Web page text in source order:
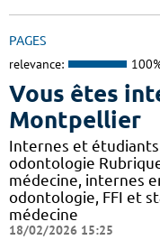
PAGES
relevance:
Vous êtes
Montpellier
Internes et
odontologie
médecine, internes
odontologie, FFI et
médecine
18/02/2026 15:25